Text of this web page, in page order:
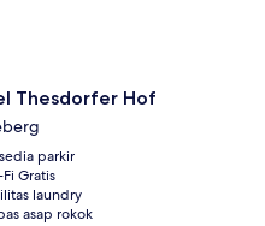
Thesdorfer Hof
parkir
Gratis
laundry
asap rokok